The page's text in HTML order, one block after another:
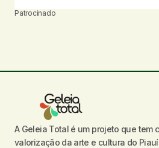
Patrocinado
A Geleia Total é um projeto que tem
valorização da arte e cultura do